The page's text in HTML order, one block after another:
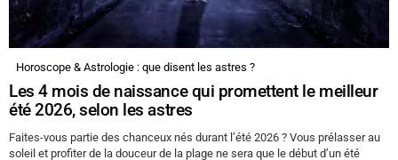
Horoscope & Astrologie : que disent les astres ?
Les 4 mois de naissance qui promettent le meilleur
été 2026, selon les astres
Faites-vous partie des chanceux nés durant l’été 2026 ? Vous prélasser au
soleil et profiter de la douceur de la plage ne sera que le début d’un été